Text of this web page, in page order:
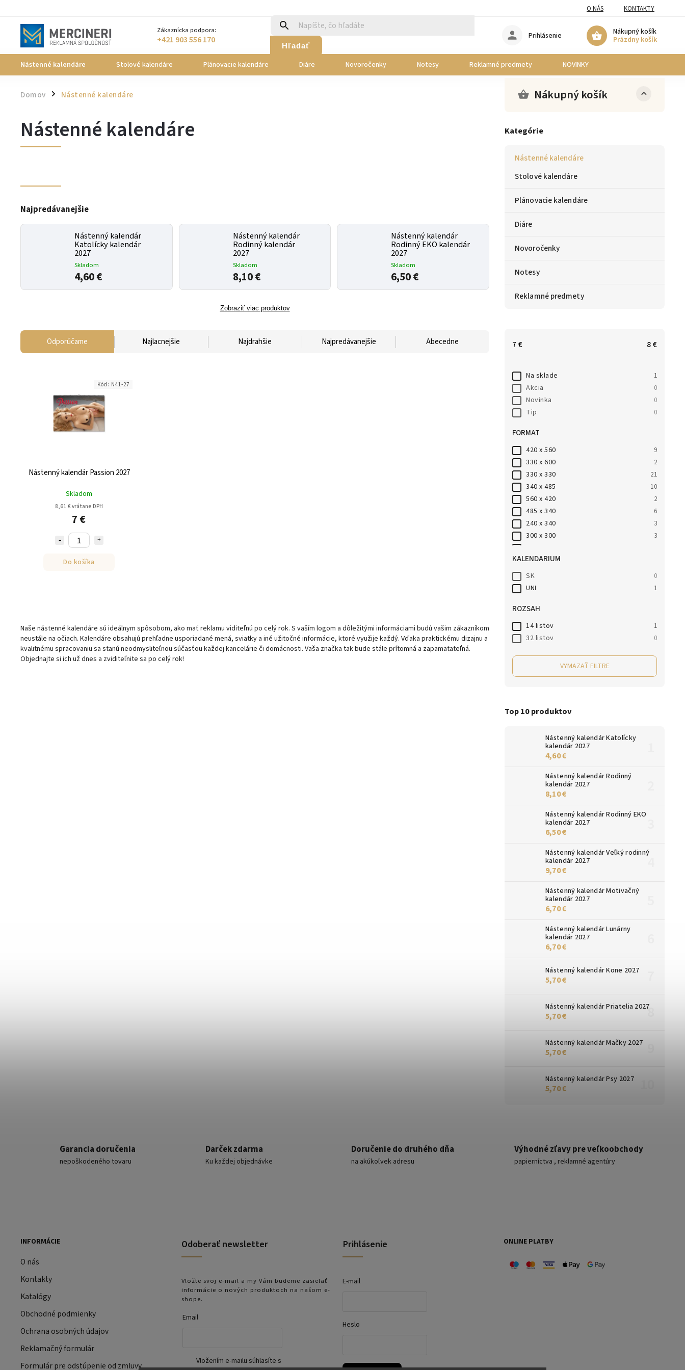
O NÁS KONTAKTY
Zákaznícka podpora:
+421 903 556 170 Hľadať
Nákupný košík
Prázdny košík
Prihlásenie
Nástenné kalendáre Stolové kalendáre Plánovacie kalendáre Diáre Novoročenky Notesy Reklamné predmety NOVINKY
Domov / Nástenné kalendáre Nákupný košík
Kategórie
Nástenné kalendáre
Stolové kalendáre
Plánovacie kalendáre
Diáre
Novoročenky
Notesy
Reklamné predmety
7 € 8€
Na sklade 1
Akcia 0
Novinka 0
Tip 0
FORMAT
420 x 560 9
330 x 600 2
330 x 330 21
340 x 485 10
560 x 420 2
485 x 340 6
240 x 340 3
300 x 300 3
340 x 240
280 x 340 1
330 x 500 1
KALENDARIUM
SK 0
UNI 1
ROZSAH
14 listov 1
32 listov 0
VYMAZAŤ FILTRE
Top 10 produktov
Nástenný kalendár Katolícky
kalendár 2027
4,60 €
Nástenný kalendár Rodinný
kalendár 2027
8,10 €
Nástenný kalendár Rodinný EKO
kalendár 2027
6,50 €
Nástenný kalendár Veľký rodinný
kalendár 2027
9,70 €
Nástenný kalendár Motivačný
kalendár 2027
6,70 €
Nástenný kalendár Lunárny
kalendár 2027
6,70 €
Nástenný kalendár Kone 2027
5,70 €
Nástenný kalendár Priatelia 2027
5,70 €
Nástenný kalendár Mačky 2027
5,70 €
Nástenný kalendár Psy 2027
5,70 €
Nástenné kalendáre
Najpredávanejšie
Nástenný kalendár
Katolícky kalendár
2027
Skladom
4,60 €
Nástenný kalendár
Rodinný kalendár
2027
Skladom
8,10 €
Nástenný kalendár
Rodinný EKO kalendár
2027
Skladom
6,50 €
Zobraziť viac produktov
Odporúčame Najlacnejšie Najdrahšie Najpredávanejšie Abecedne
Nástenný kalendár Passion 2027
Skladom
8,61 € vrátane DPH
7 €
Do košíka
Kód: N41-27
Naše nástenné kalendáre sú ideálnym spôsobom, ako mať reklamu viditeľnú po celý rok. S vaším logom a dôležitými informáciami budú vašim zákazníkom
neustále na očiach. Kalendáre obsahujú prehľadne usporiadané mená, sviatky a iné užitočné informácie, ktoré využije každý. Vďaka praktickému dizajnu a
kvalitnému spracovaniu sa stanú neodmysliteľnou súčasťou každej kancelárie či domácnosti. Vaša značka tak bude stále prítomná a zapamätateľná.
Objednajte si ich už dnes a zviditeľnite sa po celý rok!
Garancia doručenia
nepoškodeného tovaru
Darček zdarma
Ku každej objednávke
Doručenie do druhého dňa
na akúkoľvek adresu
Výhodné zľavy pre veľkoobchody
papierníctva , reklamné agentúry
INFORMÁCIE
O nás
Kontakty
Katalógy
Obchodné podmienky
Ochrana osobných údajov
Reklamačný formulár
Formulár pre odstúpenie od zmluvy
Odoberať newsletter
Vložte svoj e-mail a my Vám budeme zasielať
informácie o nových produktoch na našom e-
shope.
Email
Vložením e-mailu súhlasíte s
Prihlásenie
E-mail
Heslo
ONLINE PLATBY